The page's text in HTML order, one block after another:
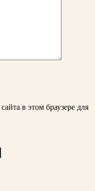
в этом браузере для